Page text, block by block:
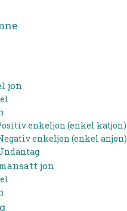
jon
Positiv enkeljon (enkel katjon)
Negativ enkeljon (enkel anjon)
jon